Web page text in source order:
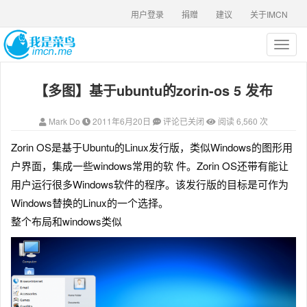
关于IMCN
建议
捐赠
用户登录
T
o
a
v
i
g
o
【多图】基于ubuntu的zorin-os 5 发布
Mark Do 2011年6月20日 评论已关闭 阅读 6,560 次
Zorin OS是基于Ubuntu的Linux发行版，类似Windows的图形用
户界面，集成一些windows常用的软 件。Zorin OS还带有能让
用户运行很多Windows软件的程序。该发行版的目标是可作为
Windows替换的Linux的一个选择。
整个布局和windows类似